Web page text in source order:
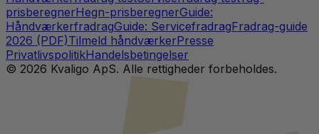
prisberegnerHegn-prisberegnerGuide:
HåndværkerfradragGuide: ServicefradragFradrag-guide
2026 (PDF)Tilmeld håndværkerPresse
PrivatlivspolitikHandelsbetingelser
© 2026 Kvaligo ApS. Alle rettigheder forbeholdes.